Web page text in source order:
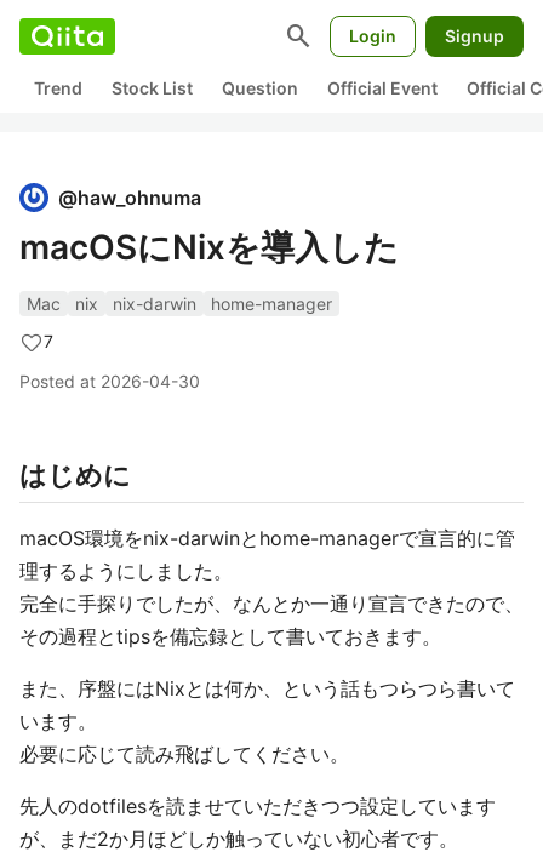
search Login Signup
Trend Stock List Question Official Event Official
@haw_ohnuma
macOSにNixを導入した
Mac nix nix-darwin
home-manager
7
Posted at 2026-04-30
はじめに
macOS環境をnix-darwinとhome-managerで宣言的に管
理するようにしました。
完全に手探りでしたが、なんとか一通り宣言できたので、
その過程とtipsを備忘録として書いておきます。
また、序盤にはNixとは何か、という話もつらつら書いて
います。
必要に応じて読み飛ばしてください。
先人のdotfilesを読ませていただきつつ設定しています
が、まだ2か月ほどしか触っていない初心者です。